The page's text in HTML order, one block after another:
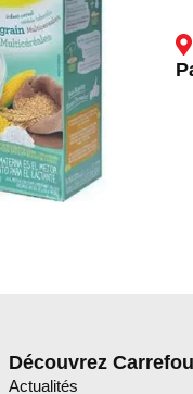
Découvrez
Actualités